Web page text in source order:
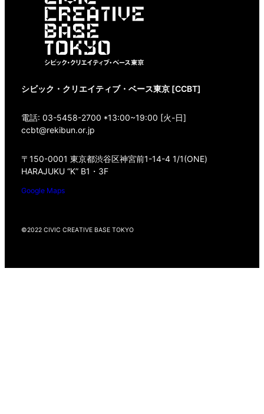
シビック・クリエイティブ・ベース東京 [CCBT]
電話: 03-5458-2700 *13:00~19:00 [火-日]
ccbt@rekibun.or.jp
〒150-0001 東京都渋谷区神宮前1-14-4 1/1(ONE)
HARAJUKU “K” B1・3F
Google Maps
©2022 CIVIC CREATIVE BASE TOKYO